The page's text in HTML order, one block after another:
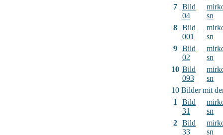
7 Bild
04
sn
8 Bild
001
sn
9 Bild
02
sn
10 Bild
093
sn
10 Bilder mit
1
Bild
31
sn
2 Bild
33
sn